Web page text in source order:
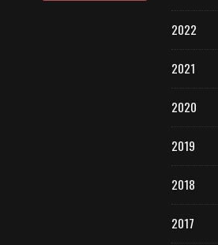
2022
2021
2020
2019
2018
2017